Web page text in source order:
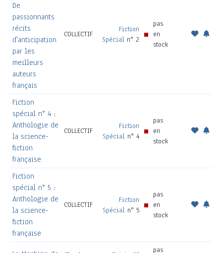
De
passionnants
récits
d'anticipation
par les
meilleurs
auteurs
français
COLLECTIF
Fiction
Spécial n° 2
pas
en
stock
Fiction
spécial n° 4 :
Anthologie de
la science-
fiction
française
COLLECTIF
Fiction
Spécial n° 4
pas
en
stock
Fiction
spécial n° 5 :
Anthologie de
la science-
fiction
française
COLLECTIF
Fiction
Spécial n° 5
pas
en
stock
pas